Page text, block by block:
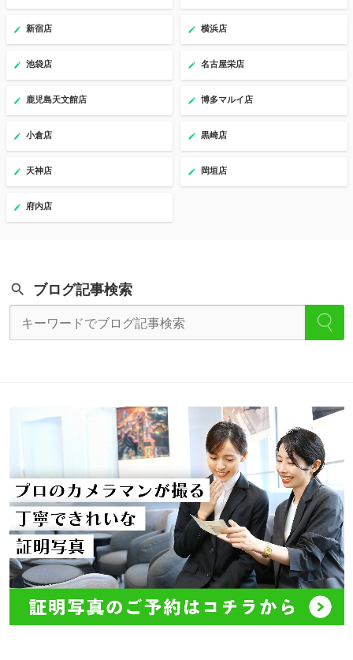
新宿店 横浜店
池袋店 名古屋栄店
鹿児島天文館店 博多マルイ店
小倉店 黒崎店
天神店 岡垣店
府内店
ブログ記事検索